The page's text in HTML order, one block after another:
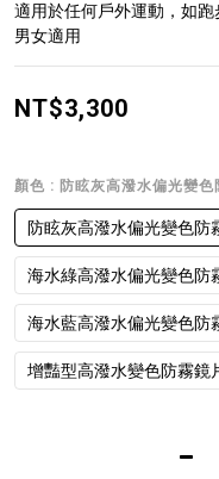
適用於任何戶外運動，如
男女適用
NT$3,300
顏色 : 防眩灰高潑水偏光變
防眩灰高潑水偏光變色防
海水綠高潑水偏光變色防
海水藍高潑水偏光變色防
增豔型高潑水變色防霧鏡